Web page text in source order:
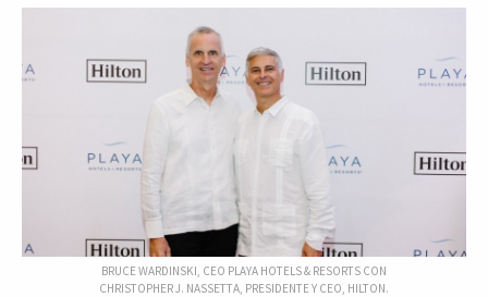
BRUCE WARDINSKI, CEO PLAYA HOTELS & RESORTS CON
CHRISTOPHER J. NASSETTA, PRESIDENTE Y CEO, HILTON.